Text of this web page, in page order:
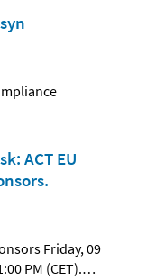
ACT EU
Friday, 09
PM (CET).…